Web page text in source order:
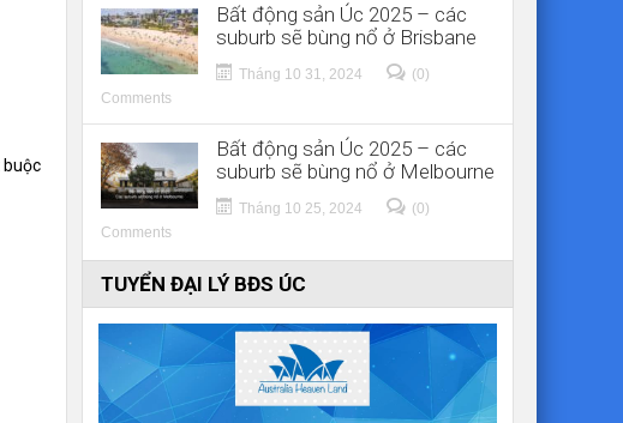
buộc
Bất động sản Úc 2025 – các
suburb sẽ bùng nổ ở Brisbane
Tháng 10 31, 2024
(0)
Comments
Bất động sản Úc 2025 – các
suburb sẽ bùng nổ ở Melbourne
Tháng 10 25, 2024
(0)
Comments
TUYỂN ĐẠI LÝ BĐS ÚC